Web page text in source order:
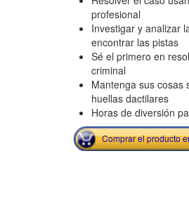
profesional
Investigar y analizar
encontrar las pistas
Sé el primero en
criminal
Mantenga sus cosas
huellas dactilares
Horas de diversión
Comprar el producto